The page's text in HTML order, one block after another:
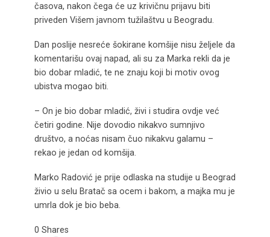
časova, nakon čega će uz krivičnu prijavu biti
priveden Višem javnom tužilaštvu u Beogradu.
Dan poslije nesreće šokirane komšije nisu željele da
komentarišu ovaj napad, ali su za Marka rekli da je
bio dobar mladić, te ne znaju koji bi motiv ovog
ubistva mogao biti.
– On je bio dobar mladić, živi i studira ovdje već
četiri godine. Nije dovodio nikakvo sumnjivo
društvo, a noćas nisam čuo nikakvu galamu –
rekao je jedan od komšija.
Marko Radović je prije odlaska na studije u Beograd
živio u selu Bratač sa ocem i bakom, a majka mu je
umrla dok je bio beba.
0 Shares